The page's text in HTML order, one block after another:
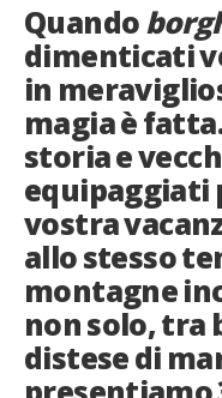
Italiano
Quando
dimenticati
in
magia è
storia e
equipaggiati
vostra
allo stesso
montagne
non solo, tra
distese di